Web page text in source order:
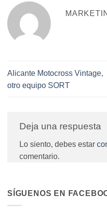
Alicante Motocross Vintage,
otro equipo SORT
Deja una respuesta
Lo siento, debes estar
comentario.
SÍGUENOS EN